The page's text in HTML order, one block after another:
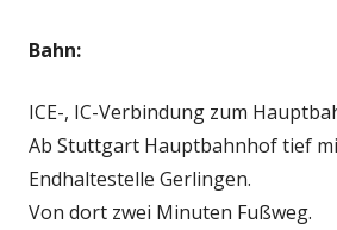
Bahn:
ICE-, IC-Verbindung zum
Ab Stuttgart Hauptbahnhof tief
Endhaltestelle Gerlingen.
Von dort zwei Minuten Fußweg.